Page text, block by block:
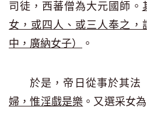
司徒，西蕃僧為大元國師。
女，或四人、或三人奉之，
中， 廣納女子） 。
於是，帝日從事於其法
婦，惟淫戲是樂 。又選采女